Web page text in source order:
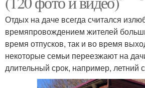
Отдых на даче всегда считался
времяпровождением жителей
время отпусков, так и во время
некоторые семьи переезжают на
длительный срок, например, летний